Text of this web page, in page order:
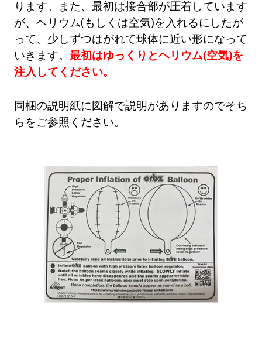
ります。また、最初は接合部が圧着しています
が、ヘリウム(もしくは空気)を入れるにしたが
って、少しずつはがれて球体に近い形になって
いきます。最初はゆっくりとヘリウム(空気)を
注入してください。
同梱の説明紙に図解で説明がありますのでそち
らをご参照ください。